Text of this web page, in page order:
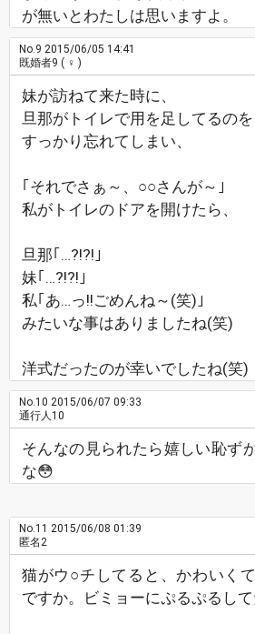
が無いとわたしは思いますよ。
No.9 2015/06/05 14:41
既婚者9 ( ♀ )
妹が訪ねて来た時に、
旦那がトイレで用を足してるのを
すっかり忘れてしまい、
｢それでさぁ～、○○さんが～｣
私がトイレのドアを開けたら、
旦那｢…?!?!｣
妹｢…?!?!｣
私｢あ…っ!!ごめんね～(笑)｣
みたいな事はありましたね(笑)
洋式だったのが幸いでしたね(笑)
No.10 2015/06/07 09:33
通行人10
そんなの見られたら嬉しい恥ず
な😳
No.11 2015/06/08 01:39
匿名2
猫がウ○チしてると、かわいく
ですか。ビミョーにぷるぷるし